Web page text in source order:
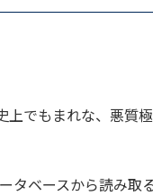
上でもまれな、悪質
タベースから読み取